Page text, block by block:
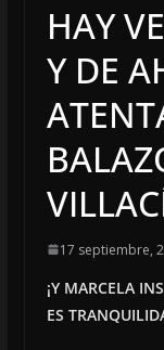
HAY
Y DE
17 septiembre,
¡Y MARCELA
ES